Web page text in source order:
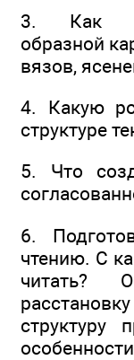
3. Как
образной
вязов,
4. Какую
структуре
5. Что
6.
чтению. С
читать?
структуру